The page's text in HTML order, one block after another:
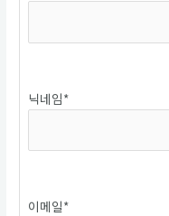
닉네임*
이메일*